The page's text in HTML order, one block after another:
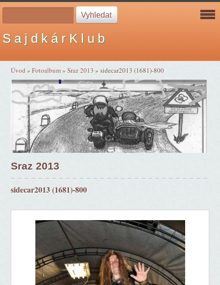
S a j d k á r K l u b
Úvod »Fotoalbum»Sraz 2013 »sidecar2013 (1681)-800
Sraz 2013
sidecar2013 (1681)-800